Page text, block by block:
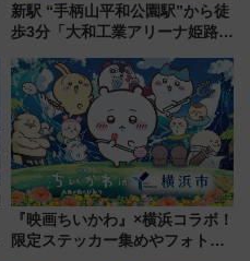
新駅 “手柄山平和公園駅”から徒
歩3分「大和工業アリーナ姫路」
大相撲巡業など 豪華イベントと
アクセス
『映画ちいかわ』×横浜コラボ！
限定ステッカー集めやフォトス